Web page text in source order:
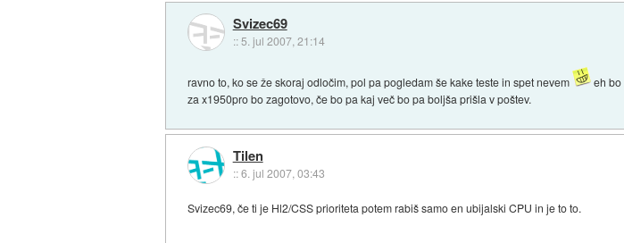
Svizec69
:: 5. jul 2007, 21:14
ravno to, ko se že skoraj odločim, pol pa pogledam še kake teste in spet nevem
eh bo
za x1950pro bo zagotovo, če bo pa kaj več bo pa boljša prišla v poštev.
Tilen
::6. jul 2007, 03:43
Svizec69, če ti je Hl2/CSS prioriteta potem rabiš samo en ubijalski CPU in je to to.